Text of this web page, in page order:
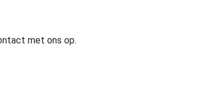
met ons op.